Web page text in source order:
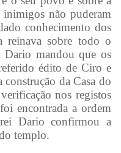
não puderam
conhecimento dos
reinava sobre todo o
mandou que os
édito de Ciro e
construção da Casa do
nos registos
encontrada a ordem
Dario confirmou a
templo.